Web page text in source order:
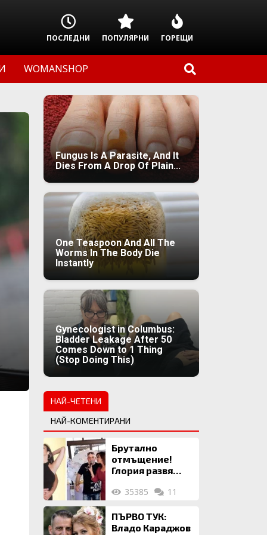
ПОСЛЕДНИ ПОПУЛЯРНИ ГОРЕЩИ
WOMANSHOP
Fungus Is A Parasite, And It
Dies From A Drop Of Plain...
One Teaspoon And All The
Worms In The Body Die
Instantly
Gynecologist in Columbus:
Bladder Leakage After 50
Comes Down to 1 Thing
(Stop Doing This)
НАЙ-ЧЕТЕНИ
НАЙ-КОМЕНТИРАНИ
Брутално
отмъщение!
Глория развя
на Илия: Ожени
жена, заряза
Симона, за да
35385 11
ПЪРВО ТУК:
Владо Караджов